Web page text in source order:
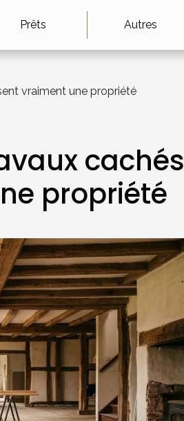
Prêts Autres
vraiment une propriété
cachés
propriété